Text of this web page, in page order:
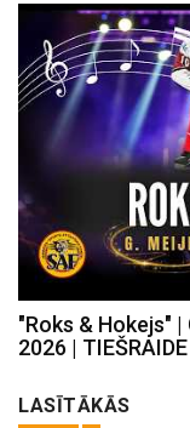
"Roks & Hokejs"
2026 | TIEŠRAIDE
LASĪTĀKĀS